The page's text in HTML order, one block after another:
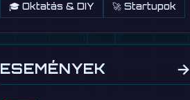
🎓 Oktatás & DIY 🚀 Startupok
ESEMÉNYEK →